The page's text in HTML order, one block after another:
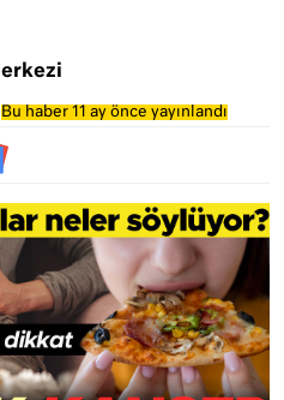
Bu haber 11 ay önce yayınlandı